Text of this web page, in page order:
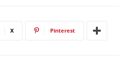
X Pinterest